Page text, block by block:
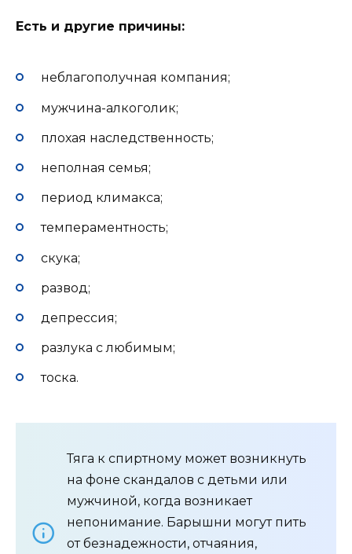
Есть и другие причины:
неблагополучная компания;
мужчина-алкоголик;
плохая наследственность;
неполная семья;
период климакса;
темпераментность;
скука;
развод;
депрессия;
разлука с любимым;
тоска.
Тяга к спиртному может возникнуть
на фоне скандалов с детьми или
мужчиной, когда возникает
непонимание. Барышни могут пить
от безнадежности, отчаяния,